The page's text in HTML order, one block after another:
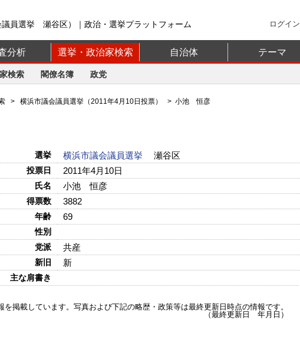
員選挙 瀬谷区）｜政治・選挙プラットフォーム
ログイン
分析 選挙・政治家検索 自治体 テーマ
検索 閣僚名簿 政党
> 横浜市議会議員選挙（2011年4月10日投票） > 小池 恒彦
選挙 横浜市議会議員選挙 瀬谷区
投票日 2011年4月10日
氏名 小池 恒彦
得票数 3882
年齢 69
性別
党派
共産
新旧 新
主な肩書き
を掲載しています。写真および下記の略歴・政策等は最終更新日時点の情報です。
（最終更新日 年月日）